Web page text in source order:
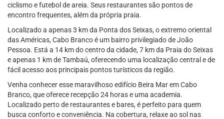
ciclismo e futebol de areia. Seus restaurantes são pontos de
encontro frequentes, além da própria praia.
Localizado a apenas 3 km da Ponta dos Seixas, o extremo oriental
das Américas, Cabo Branco é um bairro privilegiado de João
Pessoa. Está a 14 km do centro da cidade, 7 km da Praia do Seixas
e apenas 1 km de Tambaú, oferecendo uma localização central e de
fácil acesso aos principais pontos turísticos da região.
Venha conhecer esse maravilhoso edifício Beira Mar em Cabo
Branco, que oferece recepção 24 horas e uma academia.
Localizado perto de restaurantes e bares, é perfeito para quem
busca conforto e conveniência. Na cobertura, relaxe ao sol nas